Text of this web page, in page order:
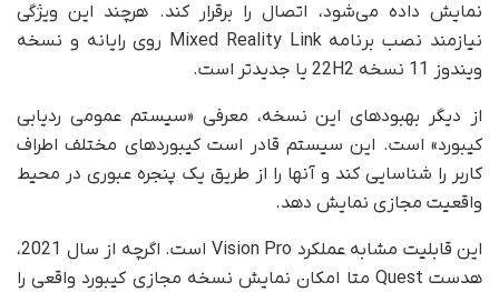
نمایش داده می‌شود، اتصال را برقرار کند. هرچند این ویژگی
نیازمند نصب برنامه Mixed Reality Link روی رایانه و نسخه
ویندوز 11 نسخه 22H2 یا جدیدتر است.
از دیگر بهبودهای این نسخه، معرفی «سیستم عمومی ردیابی
کیبورد» است. این سیستم قادر است کیبوردهای مختلف اطراف
کاربر را شناسایی کند و آنها را از طریق یک پنجره عبوری در محیط
واقعیت مجازی نمایش دهد.
این قابلیت مشابه عملکرد Vision Pro است. اگرچه از سال 2021،
هدست Quest متا امکان نمایش نسخه مجازی کیبورد واقعی را